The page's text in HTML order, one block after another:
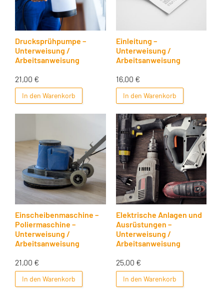
Drucksprühpumpe –
Unterweisung /
Arbeitsanweisung
21,00 €
In den Warenkorb
Einleitung –
Unterweisung /
Arbeitsanweisung
16,00 €
In den Warenkorb
Einscheibenmaschine –
Poliermaschine –
Unterweisung /
Arbeitsanweisung
21,00 €
In den Warenkorb
Elektrische Anlagen und
Ausrüstungen –
Unterweisung /
Arbeitsanweisung
25,00 €
In den Warenkorb